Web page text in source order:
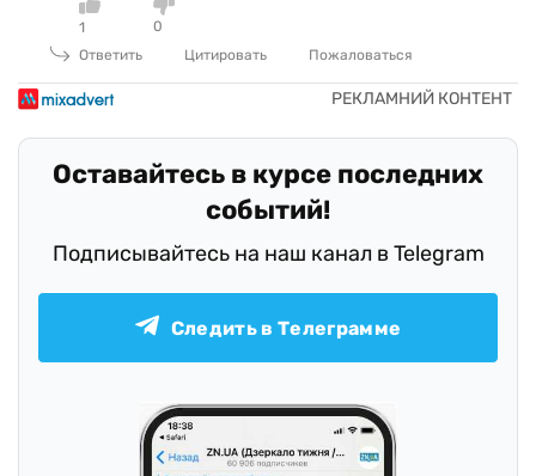
1
0
Ответить
Цитировать Пожаловаться
Оставайтесь в курсе последних
событий!
Подписывайтесь на наш канал в Telegram
Следить в Телеграмме